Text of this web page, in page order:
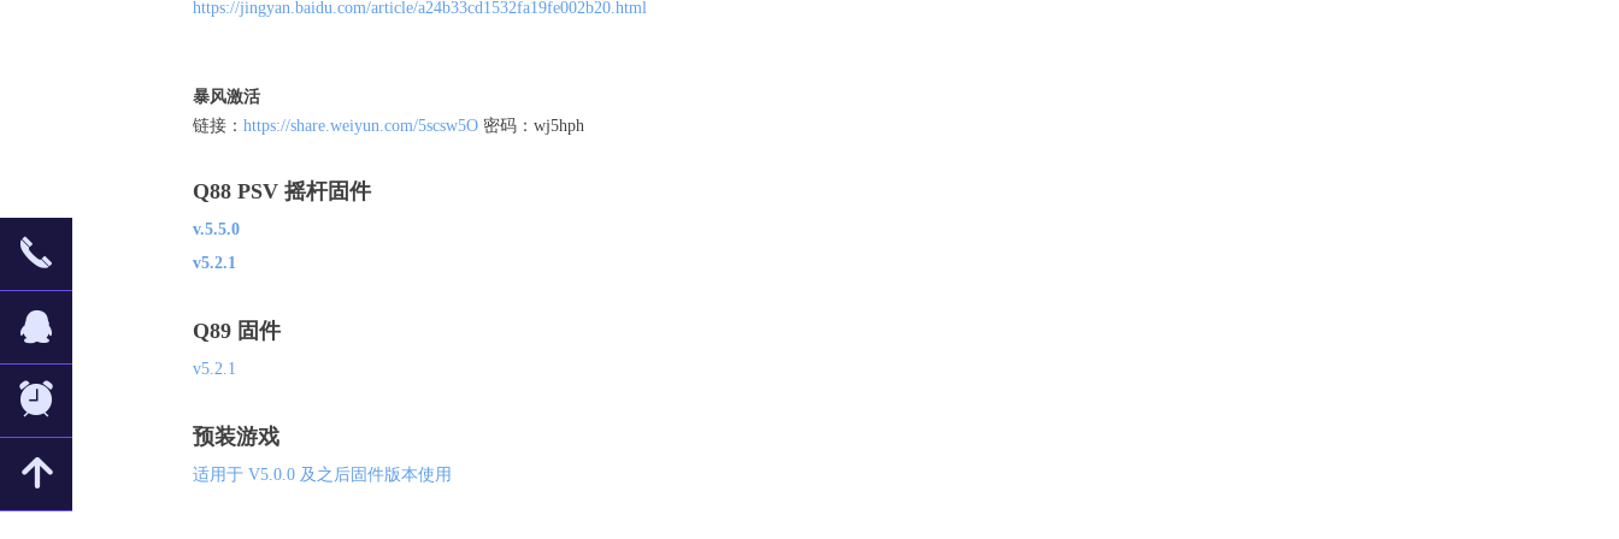
https://jingyan.baidu.com/article/a24b33cd1532fa19fe002b20.html
暴风激活
链接： https://share.weiyun.com/5scsw5O 密码：wj5hph
Q88 PSV 摇杆固件
v.5.5.0
v5.2.1
Q89 固件
v5.2.1
预装游戏
适用于 V5.0.0 及之后固件版本使用
끅
뀩
뀥
녕